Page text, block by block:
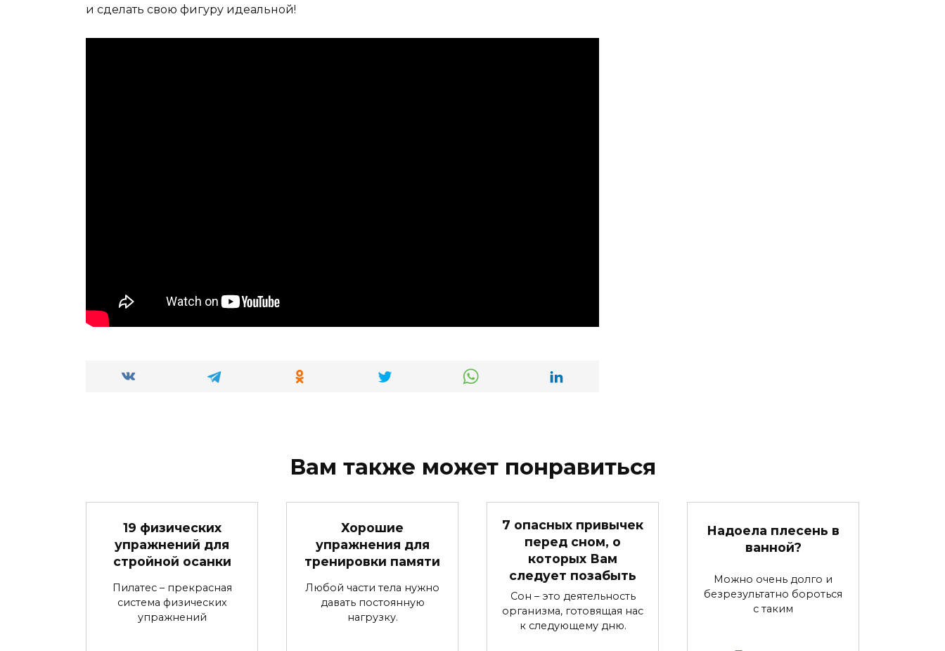
и сделать свою фигуру идеальной!
Вам также может понравиться
19 физических
упражнений для
стройной осанки
Пилатес – прекрасная
система физических
упражнений
Хорошие
упражнения для
тренировки памяти
Любой части тела нужно
давать постоянную
нагрузку.
7 опасных привычек
перед сном, о
которых Вам
следует позабыть
Сон – это деятельность
организма, готовящая нас
к следующему дню.
Надоела плесень в
ванной?
Можно очень долго и
безрезультатно бороться
с таким